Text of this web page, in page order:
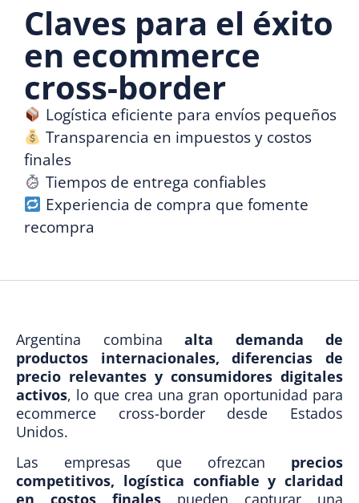
Claves para el éxito
en ecommerce
cross-border
Logística eficiente para envíos pequeños
Transparencia en impuestos y costos
finales
Tiempos de entrega confiables
Experiencia de compra que fomente
recompra
Argentina combina alta demanda de
productos internacionales, diferencias de
precio relevantes y consumidores digitales
activos, lo que crea una gran oportunidad para
ecommerce cross-border desde Estados
Unidos.
Las empresas que ofrezcan precios
competitivos, logística confiable y claridad
en costos finales pueden capturar una